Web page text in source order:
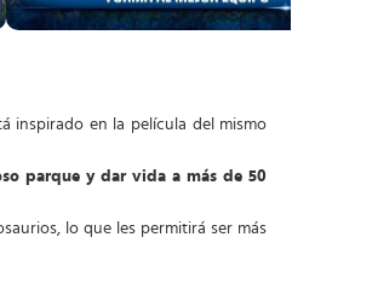
inspirado en la película del mismo
parque y dar vida a más de 50
lo que les permitirá ser más